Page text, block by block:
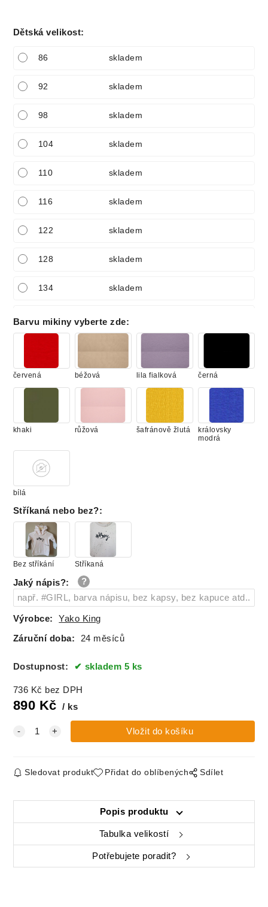
Dětská velikost:
86 skladem
92 skladem
98 skladem
104 skladem
110 skladem
116 skladem
122 skladem
128 skladem
134 skladem
140 skladem
160 skladem
Barvu mikiny vyberte zde:
červená béžová lila fialková černá
khaki růžová šafránově žlutá
královsky
modrá
bílá
Stříkaná nebo bez?:
Bez stříkání Stříkaná
Jaký nápis?:
Výrobce: Yako King
Záruční doba: 24 měsíců
Dostupnost: skladem 5 ks
736 Kč bez DPH
890 Kč ks
Sledovat produkt Přidat do oblíbených Sdílet
Popis produktu
Tabulka velikostí
Potřebujete poradit?